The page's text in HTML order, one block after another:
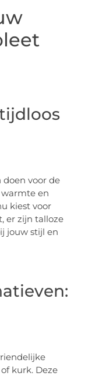
voor de
en
kiest voor
er zijn talloze
jouw stijl en
kurk. Deze